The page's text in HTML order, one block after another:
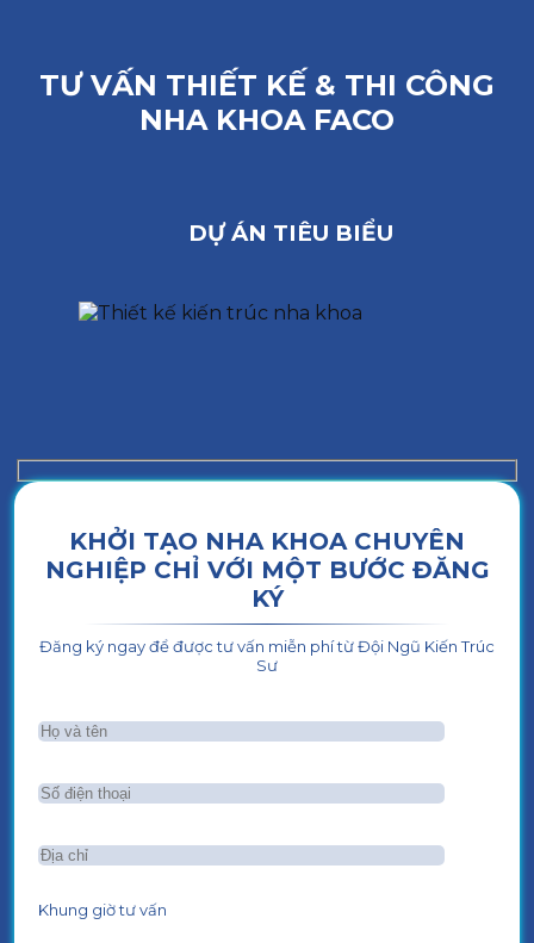
TƯ VẤN THIẾT KẾ & THI CÔNG
NHA KHOA FACO
DỰ ÁN TIÊU BIỂU
KHỞI TẠO NHA KHOA CHUYÊN
NGHIỆP CHỈ VỚI MỘT BƯỚC ĐĂNG
KÝ
Đăng ký ngay để được tư vấn miễn phí từ Đội Ngũ Kiến Trúc
Sư
Khung giờ tư vấn